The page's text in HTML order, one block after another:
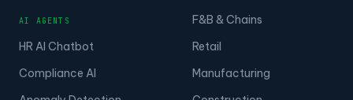
AI AGENTS
HR AI Chatbot
Compliance AI
F&B & Chains
Retail
Manufacturing